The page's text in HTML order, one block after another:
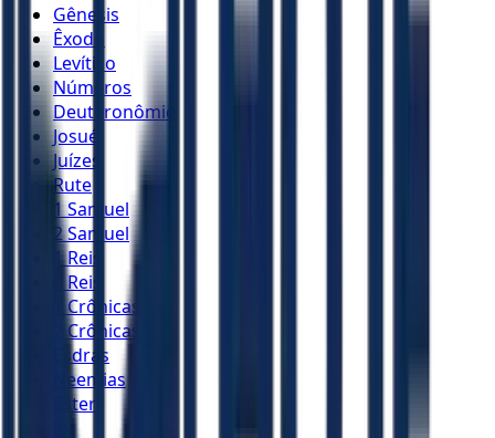
Gênesis
Êxodo
Levítico
Números
Deuteronômio
Josué
Juízes
Rute
1 Samuel
2 Samuel
1 Reis
2 Reis
1 Crônicas
2 Crônicas
Esdras
Neemias
Ester